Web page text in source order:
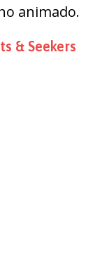
animado.
& Seekers